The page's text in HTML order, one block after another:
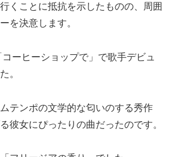
くことに抵抗を示したものの、周囲
を決意します。
ーヒーショップで」で歌手デビュ
。
テンポの文学的な匂いのする秀作
彼女にぴったりの曲だったのです。